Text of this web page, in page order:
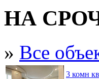
НА
» Все
3 комн